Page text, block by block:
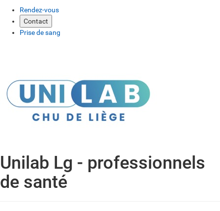
Rendez-vous
Contact
Prise de sang
Unilab Lg - professionnels
de santé